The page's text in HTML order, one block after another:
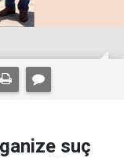
suç